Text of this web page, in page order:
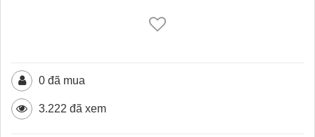
0 đã mua
3.222 đã xem